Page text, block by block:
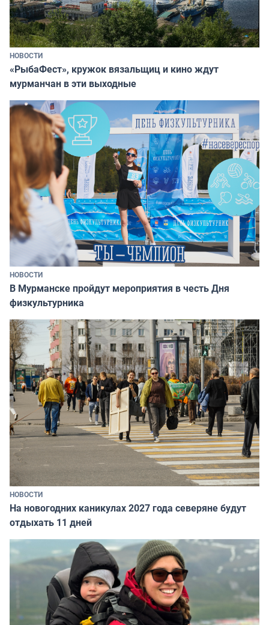
НОВОСТИ
«РыбаФест», кружок вязальщиц и кино ждут
мурманчан в эти выходные
НОВОСТИ
В Мурманске пройдут мероприятия в честь Дня
физкультурника
НОВОСТИ
На новогодних каникулах 2027 года северяне будут
отдыхать 11 дней